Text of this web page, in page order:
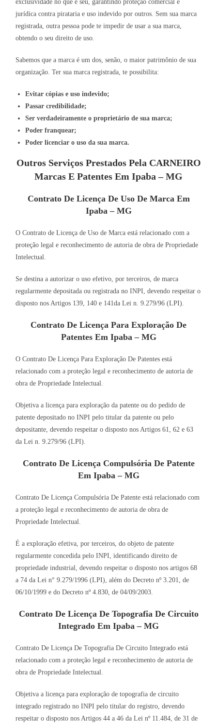
exclusividade no que é seu, garantindo proteção comercial e
jurídica contra pirataria e uso indevido por outros. Sem sua marca
registrada, outra pessoa pode te impedir de usar a sua marca,
obtendo o seu direito de uso.
Sabemos que a marca é um dos, senão, o maior patrimônio de sua
organização. Ter sua marca registrada, te possibilita:
Evitar cópias e uso indevido;
Passar credibilidade;
Ser verdadeiramente o proprietário de sua marca;
Poder franquear;
Poder licenciar o uso da sua marca.
Outros Serviços Prestados Pela CARNEIRO
Marcas E Patentes Em Ipaba – MG
Contrato De Licença De Uso De Marca Em
Ipaba – MG
O Contrato de Licença de Uso de Marca está relacionado com a
proteção legal e reconhecimento de autoria de obra de Propriedade
Intelectual.
Se destina a autorizar o uso efetivo, por terceiros, de marca
regularmente depositada ou registrada no INPI, devendo respeitar o
disposto nos Artigos 139, 140 e 141da Lei n. 9.279/96 (LPI).
Contrato De Licença Para Exploração De
Patentes Em Ipaba – MG
O Contrato De Licença Para Exploração De Patentes está
relacionado com a proteção legal e reconhecimento de autoria de
obra de Propriedade Intelectual.
Objetiva a licença para exploração da patente ou do pedido de
patente depositado no INPI pelo titular da patente ou pelo
depositante, devendo respeitar o disposto nos Artigos 61, 62 e 63
da Lei n. 9.279/96 (LPI).
Contrato De Licença Compulsória De Patente
Em Ipaba – MG
Contrato De Licença Compulsória De Patente está relacionado com
a proteção legal e reconhecimento de autoria de obra de
Propriedade Intelectual.
É a exploração efetiva, por terceiros, do objeto de patente
regularmente concedida pelo INPI, identificando direito de
propriedade industrial, devendo respeitar o disposto nos artigos 68
a 74 da Lei n° 9.279/1996 (LPI), além do Decreto nº 3.201, de
06/10/1999 e do Decreto nº 4.830, de 04/09/2003.
Contrato De Licença De Topografia De Circuito
Integrado Em Ipaba – MG
Contrato De Licença De Topografia De Circuito Integrado está
relacionado com a proteção legal e reconhecimento de autoria de
obra de Propriedade Intelectual.
Objetiva a licença para exploração de topografia de circuito
integrado registrado no INPI pelo titular do registro, devendo
respeitar o disposto nos Artigos 44 a 46 da Lei nº 11.484, de 31 de